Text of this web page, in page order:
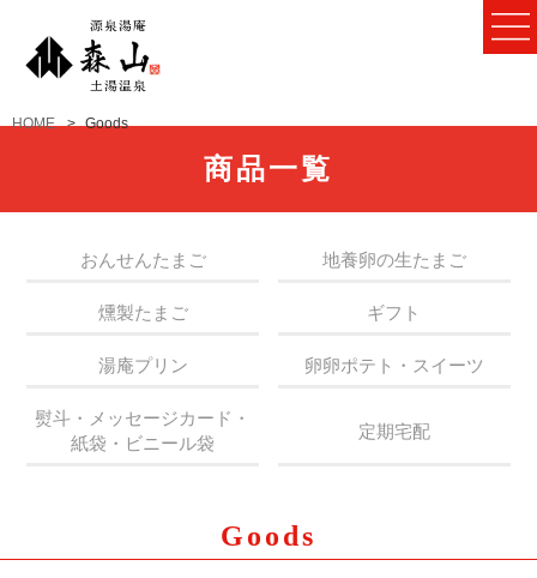
HOME Goods
商品一覧
おんせんたまご 地養卵の生たまご
燻製たまご ギフト
湯庵プリン 卵卵ポテト・スイーツ
熨斗・メッセージカード・
紙袋・ビニール袋
定期宅配
Goods